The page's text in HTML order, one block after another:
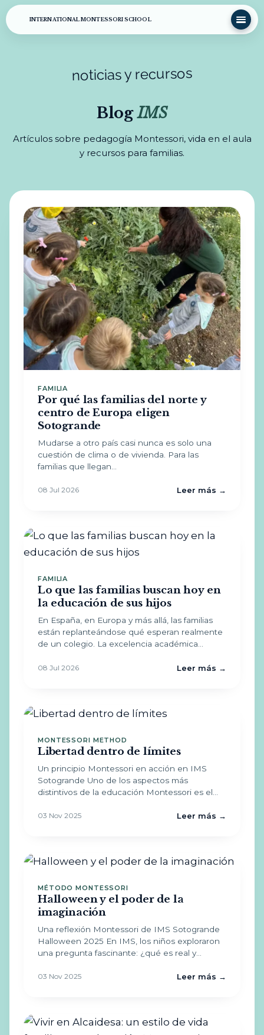
INTERNATIONAL MONTESSORI SCHOOL
noticias y recursos
BlogIMS
Artículos sobre pedagogía Montessori, vida en el aula
y recursos para familias.
FAMILIA
Por qué las familias del norte y
centro de Europa eligen
Sotogrande
Mudarse a otro país casi nunca es solo una
cuestión de clima o de vivienda. Para las
familias que llegan…
08 Jul 2026 Leer más →
FAMILIA
Lo que las familias buscan hoy en
la educación de sus hijos
En España, en Europa y más allá, las familias
están replanteándose qué esperan realmente
de un colegio. La excelencia académica…
08 Jul 2026 Leer más →
MONTESSORI METHOD
Libertad dentro de límites
Un principio Montessori en acción en IMS
Sotogrande Uno de los aspectos más
distintivos de la educación Montessori es el…
03 Nov 2025 Leer más →
MÉTODO MONTESSORI
Halloween y el poder de la
imaginación
Una reflexión Montessori de IMS Sotogrande
Halloween 2025 En IMS, los niños exploraron
una pregunta fascinante: ¿qué es real y…
03 Nov 2025 Leer más →